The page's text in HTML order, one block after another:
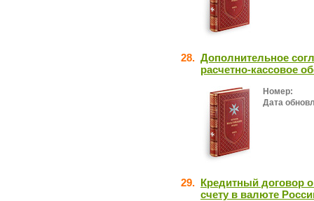
28. Дополнительное
расчетно-кассовое
Номер:
Дата
29. Кредитный договор
счету в валюте